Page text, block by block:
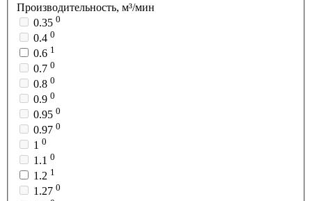
Производительность, м³/мин
0.35 0
0.4 0
0.6 1
0.7 0
0.8 0
0.9 0
0.95 0
0.97 0
1 0
1.1 0
1.2 1
1.27 0